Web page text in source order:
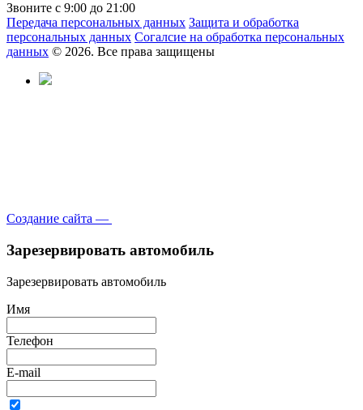
Звоните с 9:00 до 21:00
Передача персональных данных Защита и обработка
персональных данных Согалсие на обработка персональных
данных © 2026. Все права защищены
Создание сайта —
Зарезервировать автомобиль
Зарезервировать автомобиль
Имя
Телефон
E-mail